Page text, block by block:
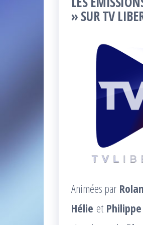
» SUR TV
Animées par
Hélie et